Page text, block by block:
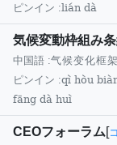
ピンイン :lián dà
気候変動枠組み
中国語 :气候变化框
ピンイン :qì hòu
fāng dà huì
CEOフォーラム[